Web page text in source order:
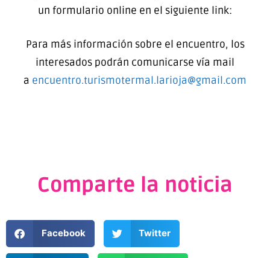
un formulario online en el siguiente link:
Para más información sobre el encuentro, los
interesados podrán comunicarse vía mail
a encuentro.turismotermal.larioja@gmail.com
Comparte la noticia
Facebook Twitter